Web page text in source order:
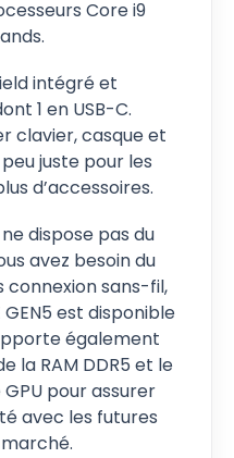
Core i9
intégré et
1 en USB-C.
clavier, casque et
juste pour les
d’accessoires.
dispose pas du
avez besoin du
sans-fil,
GEN5 est disponible
également
la RAM DDR5 et le
pour assurer
avec les futures